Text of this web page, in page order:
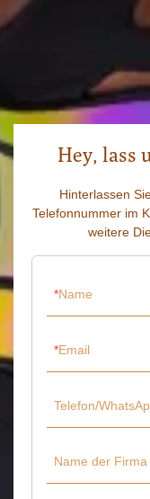
Hey, lass
Hinterlassen
Telefonnummer im
weitere
Name
Email
Telefon/
Name der Firma